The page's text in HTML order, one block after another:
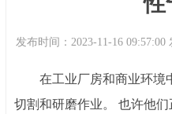
发布时间：2023-11-16
在工业厂房和商业环境
切割和研磨作业。
也许他们